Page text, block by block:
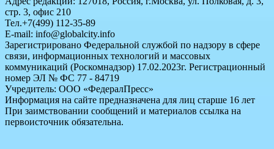
стр. 3, офис 210
Тел.+7(499) 112-35-89
E-mail: info@globalcity.info
Зарегистрировано Федеральной службой по надзору в сфере
связи, информационных технологий и массовых
коммуникаций (Роскомнадзор) 17.02.2023г. Регистрационный
номер ЭЛ № ФС 77 - 84719
Учредитель: ООО «ФедералПресс»
Информация на сайте предназначена для лиц старше 16 лет
При заимствовании сообщений и материалов ссылка на
первоисточник обязательна.